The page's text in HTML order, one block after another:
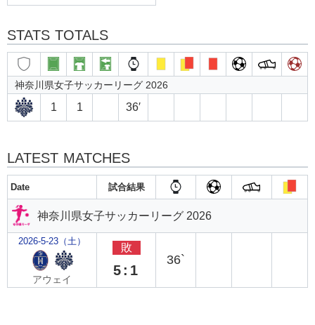
STATS TOTALS
神奈川県女子サッカーリーグ 2026
1 1 36′
LATEST MATCHES
Date 試合結果
神奈川県女子サッカーリーグ 2026
2026-5-23（土）
アウェイ
敗
5:1
36`